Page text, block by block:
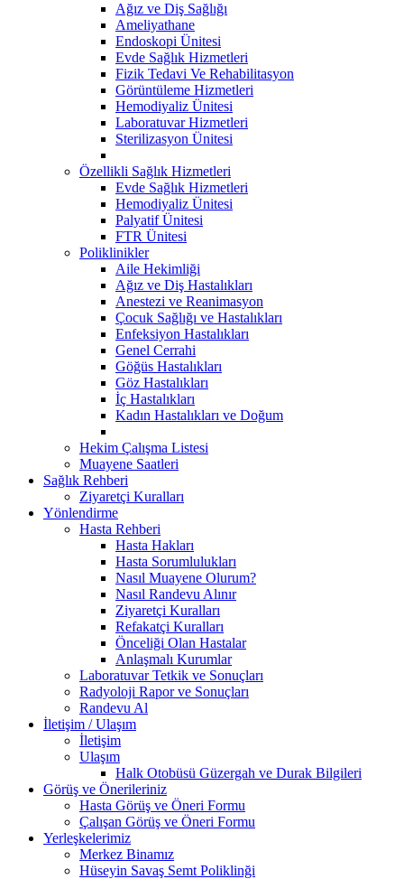
Ağız ve Diş Sağlığı
Ameliyathane
Endoskopi Ünitesi
Evde Sağlık Hizmetleri
Fizik Tedavi Ve Rehabilitasyon
Görüntüleme Hizmetleri
Hemodiyaliz Ünitesi
Laboratuvar Hizmetleri
Sterilizasyon Ünitesi
Özellikli Sağlık Hizmetleri
Evde Sağlık Hizmetleri
Hemodiyaliz Ünitesi
Palyatif Ünitesi
FTR Ünitesi
Poliklinikler
Aile Hekimliği
Ağız ve Diş Hastalıkları
Anestezi ve Reanimasyon
Çocuk Sağlığı ve Hastalıkları
Enfeksiyon Hastalıkları
Genel Cerrahi
Göğüs Hastalıkları
Göz Hastalıkları
İç Hastalıkları
Kadın Hastalıkları ve Doğum
Hekim Çalışma Listesi
Muayene Saatleri
Sağlık Rehberi
Ziyaretçi Kuralları
Yönlendirme
Hasta Rehberi
Hasta Hakları
Hasta Sorumlulukları
Nasıl Muayene Olurum?
Nasıl Randevu Alınır
Ziyaretçi Kuralları
Refakatçi Kuralları
Önceliği Olan Hastalar
Anlaşmalı Kurumlar
Laboratuvar Tetkik ve Sonuçları
Radyoloji Rapor ve Sonuçları
Randevu Al
İletişim / Ulaşım
İletişim
Ulaşım
Halk Otobüsü Güzergah ve Durak Bilgileri
Görüş ve Önerileriniz
Hasta Görüş ve Öneri Formu
Çalışan Görüş ve Öneri Formu
Yerleşkelerimiz
Merkez Binamız
Hüseyin Savaş Semt Poliklinği